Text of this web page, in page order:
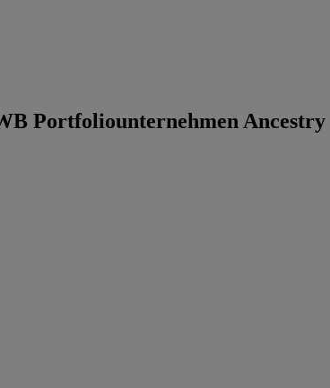
Portfoliounternehmen Ancestry